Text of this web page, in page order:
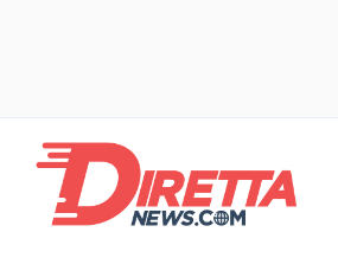
contenuto